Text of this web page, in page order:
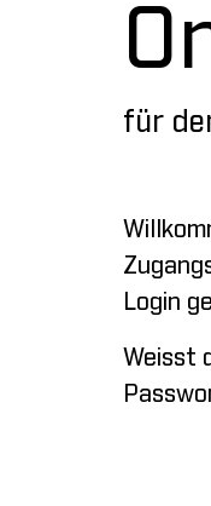
für
Login
Weisst